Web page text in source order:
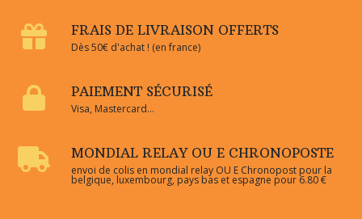
FRAIS DE LIVRAISON OFFERTS
Dès 50€ d'achat ! (en france)
PAIEMENT SÉCURISÉ
Visa, Mastercard...
MONDIAL RELAY OU E CHRONOPOSTE
envoi de colis en mondial relay OU E Chronopost pour la
belgique, luxembourg, pays bas et espagne pour 6.80 €